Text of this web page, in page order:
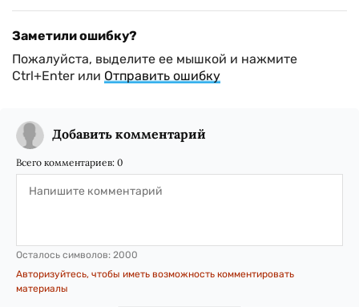
Заметили ошибку?
Пожалуйста, выделите ее мышкой и нажмите
Ctrl+Enter или Отправить ошибку
Добавить комментарий
Всего комментариев: 0
Осталось символов: 2000
Авторизуйтесь, чтобы иметь возможность комментировать
материалы